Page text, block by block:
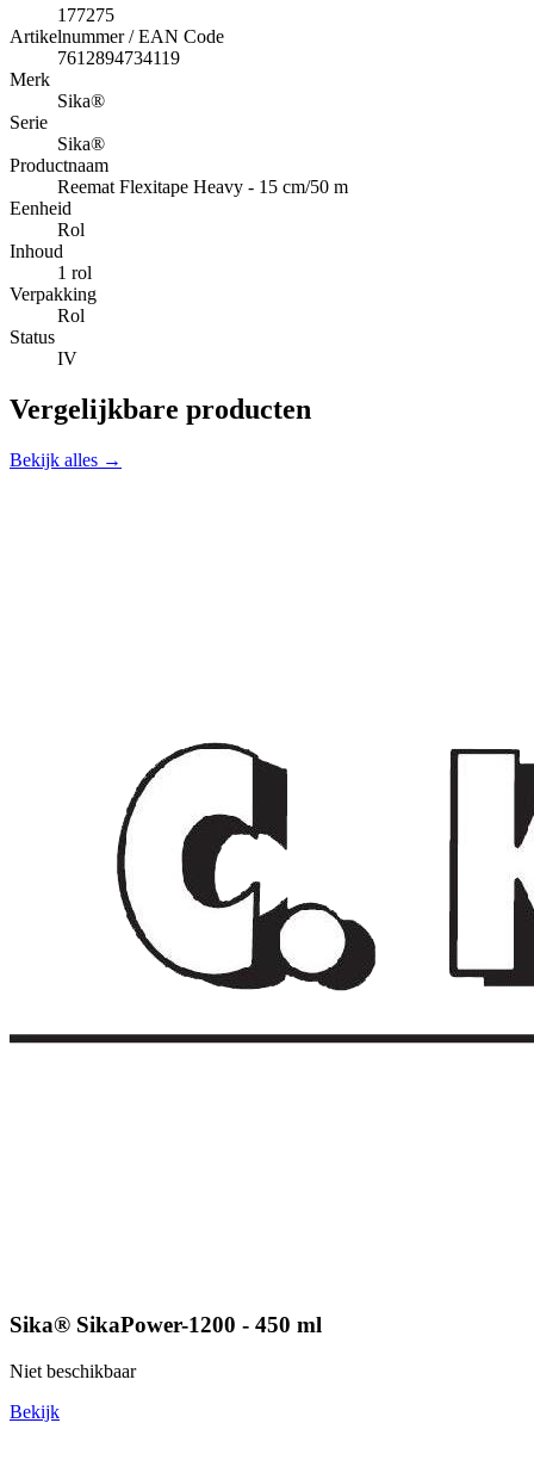
177275
Artikelnummer / EAN Code
7612894734119
Merk
Sika®
Serie
Sika®
Productnaam
Reemat Flexitape Heavy - 15 cm/50 m
Eenheid
Rol
Inhoud
1 rol
Verpakking
Rol
Status
IV
Vergelijkbare producten
Bekijk alles →
Sika® SikaPower-1200 - 450 ml
Niet beschikbaar
Bekijk